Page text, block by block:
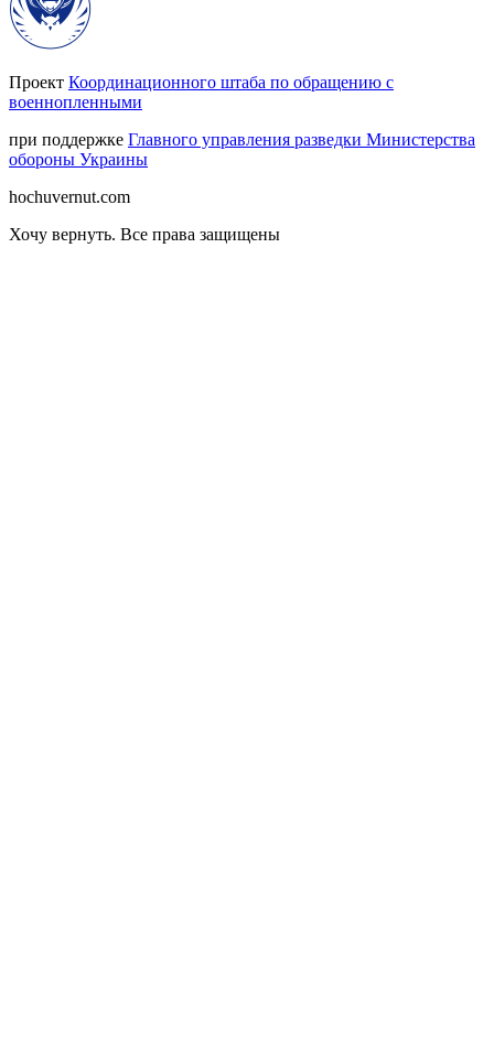
Проект Координационного штаба по обращению с
военнопленными
при поддержке Главного управления разведки Министерства
обороны Украины
hochuvernut.com
Хочу вернуть. Все права защищены